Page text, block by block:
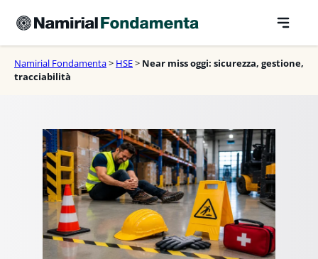
contenuto
Namirial Fondamenta> HSE> Near miss oggi: sicurezza, gestione,
tracciabilità